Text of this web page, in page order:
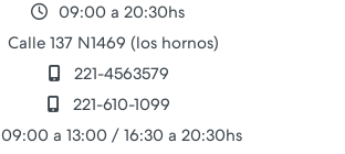
09:00 a 20:30hs
Calle 137 N1469 (los hornos)
221-4563579
221-610-1099
09:00 a 13:00 / 16:30 a 20:30hs